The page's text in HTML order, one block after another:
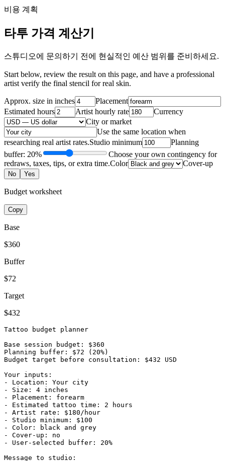
비용 계획
타투 가격 계산기
스튜디오에 문의하기 전에 현실적인 예산 범위를 준비하세요.
Start below, review the result on this page, and have a professional
artist verify the final stencil for real skin.
Approx. size in inches
Placement
Estimated hours
Artist hourly rate
Currency
City or market
Use the same location when
researching real artist rates.Studio minimum
Planning
buffer: 20%
Choose your own contingency for
redraws, taxes, tips, or extra time.Color Cover-up
No Yes
Budget worksheet
Copy
Base
$360
Buffer
$72
Target
$432
Tattoo budget planner
Base session budget: $360
Planning buffer: $72 (20%)
Budget target before consultation: $432 USD
Your inputs:
- Location: Your city
- Size: 4 inches
- Placement: forearm
- Estimated tattoo time: 2 hours
- Artist rate: $180/hour
- Studio minimum: $100
- Color: black and grey
- Cover-up: no
- User-selected buffer: 20%
Message to studio: